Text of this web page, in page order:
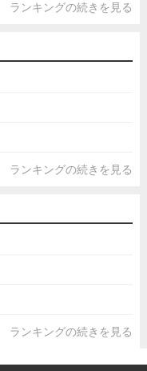
ランキングの続きを見る
ランキングの続きを見る
ランキングの続きを見る